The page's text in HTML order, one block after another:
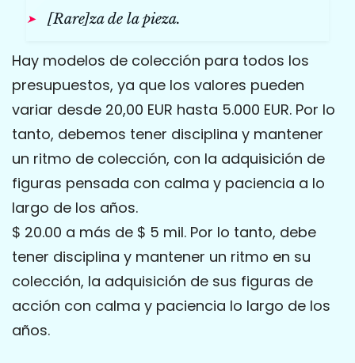
[Rare]za de la pieza.
Hay modelos de colección para todos los
presupuestos, ya que los valores pueden
variar desde 20,00 EUR hasta 5.000 EUR. Por lo
tanto, debemos tener disciplina y mantener
un ritmo de colección, con la adquisición de
figuras pensada con calma y paciencia a lo
largo de los años.
$ 20.00 a más de $ 5 mil. Por lo tanto, debe
tener disciplina y mantener un ritmo en su
colección, la adquisición de sus figuras de
acción con calma y paciencia lo largo de los
años.